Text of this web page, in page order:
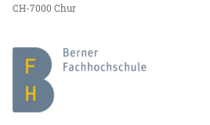
CH-7000 Chur